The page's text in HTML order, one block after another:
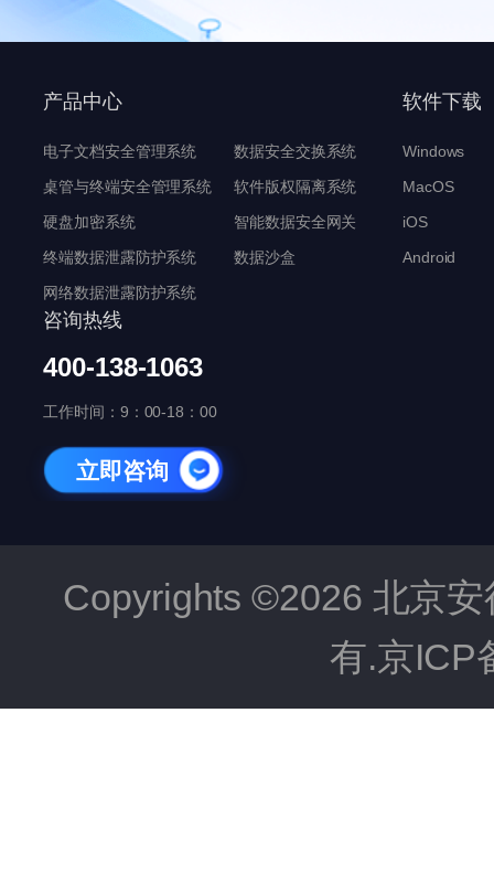
产品中心
电子文档安全管理系统
桌管与终端安全管理系统
硬盘加密系统
终端数据泄露防护系统
网络数据泄露防护系统
数据安全交换系统
软件版权隔离系统
智能数据安全网关
数据沙盒
软件下载
Windows
MacOS
iOS
Android
咨询热线
400-138-1063
工作时间：9：00-18：00
立即咨询
Copyrights ©2026 北京
有.京ICP